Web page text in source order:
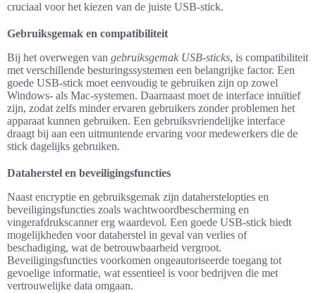
cruciaal voor het kiezen van de juiste USB-stick.
Gebruiksgemak en compatibiliteit
Bij het overwegen van gebruiksgemak USB-sticks, is compatibiliteit
met verschillende besturingssystemen een belangrijke factor. Een
goede USB-stick moet eenvoudig te gebruiken zijn op zowel
Windows- als Mac-systemen. Daarnaast moet de interface intuïtief
zijn, zodat zelfs minder ervaren gebruikers zonder problemen het
apparaat kunnen gebruiken. Een gebruiksvriendelijke interface
draagt bij aan een uitmuntende ervaring voor medewerkers die de
stick dagelijks gebruiken.
Dataherstel en beveiligingsfuncties
Naast encryptie en gebruiksgemak zijn dataherstelopties en
beveiligingsfuncties zoals wachtwoordbescherming en
vingerafdrukscanner erg waardevol. Een goede USB-stick biedt
mogelijkheden voor dataherstel in geval van verlies of
beschadiging, wat de betrouwbaarheid vergroot.
Beveiligingsfuncties voorkomen ongeautoriseerde toegang tot
gevoelige informatie, wat essentieel is voor bedrijven die met
vertrouwelijke data omgaan.